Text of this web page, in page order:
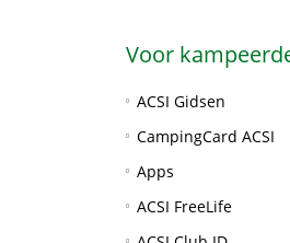
Voor
ACSI Gidsen
CampingCard ACSI
Apps
ACSI FreeLife